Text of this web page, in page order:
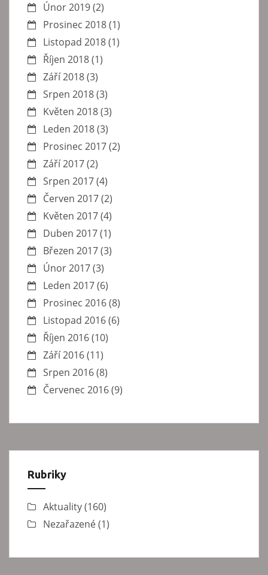
Únor 2019(2)
Prosinec 2018(1)
Listopad 2018(1)
Říjen 2018(1)
Září 2018(3)
Srpen 2018(3)
Květen 2018(3)
Leden 2018(3)
Prosinec 2017(2)
Září 2017(2)
Srpen 2017(4)
Červen 2017(2)
Květen 2017(4)
Duben 2017(1)
Březen 2017(3)
Únor 2017(3)
Leden 2017(6)
Prosinec 2016(8)
Listopad 2016(6)
Říjen 2016(10)
Září 2016(11)
Srpen 2016(8)
Červenec 2016(9)
Rubriky
Aktuality(160)
Nezařazené(1)